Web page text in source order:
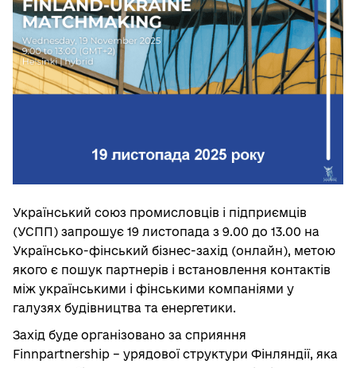
Український союз промисловців і підприємців
(УСПП) запрошує 19 листопада з 9.00 до 13.00 на
Українсько-фінський бізнес-захід (онлайн), метою
якого є пошук партнерів і встановлення контактів
між українськими і фінськими компаніями у
галузях будівництва та енергетики.
Захід буде організовано за сприяння
Finnpartnership – урядової структури Фінляндії, яка